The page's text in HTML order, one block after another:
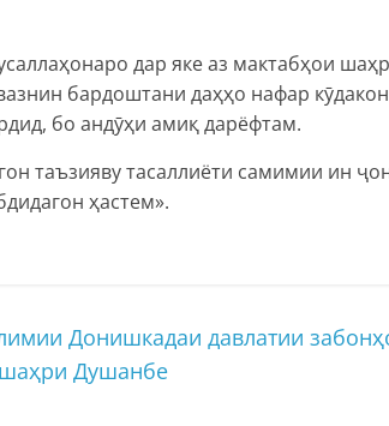
дар яке аз мактабҳои
бардоштани даҳҳо нафар
бо андӯҳи амиқ дарёфтам.
таъзияву тасаллиёти самимии ин
ҳастем».
Донишкадаи давлатии
шаҳри Душанбе